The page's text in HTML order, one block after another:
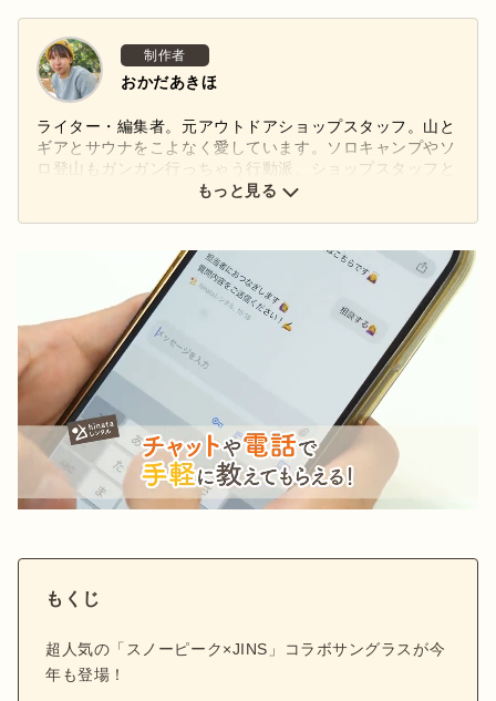
制作者
おかだあきほ
ライター・編集者。元アウトドアショップスタッフ。山と
ギアとサウナをこよなく愛しています。ソロキャンプやソ
ロ登山もガンガン行っちゃう行動派。ショップスタッフと
してギアを扱っていた経験や自身の山体験を活かし、アウ
もっと見る
もくじ
超人気の「スノーピーク×JINS」コラボサングラスが今
年も登場！